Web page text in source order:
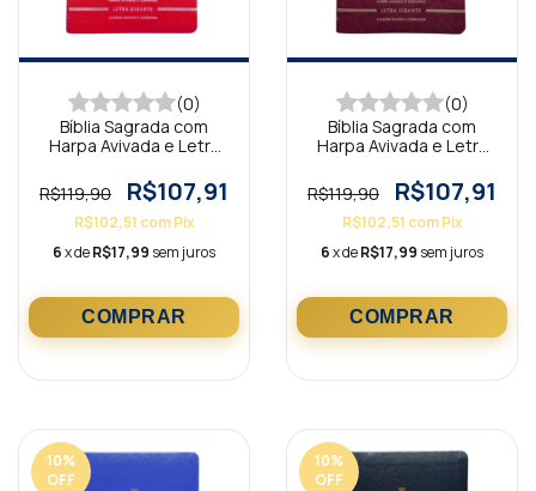
(0)
Bíblia Sagrada com
Harpa Avivada e Letra
Flores Vermelho
R$119,90 R$107,91
R$102,51 com Pix
6x deR$17,99 sem juros
(0)
Bíblia Sagrada com
Harpa Avivada e Letra
Cruz Bordô
R$119,90 R$107,91
R$102,51 com Pix
6x deR$17,99 sem juros
10%
OFF
10%
OFF